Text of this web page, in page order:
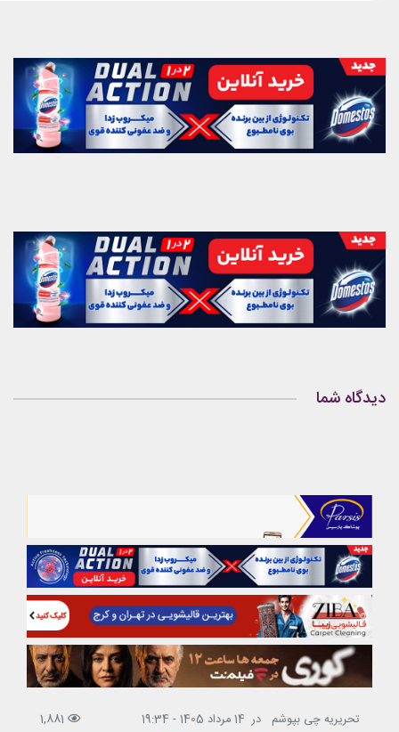
دیدگاه شما